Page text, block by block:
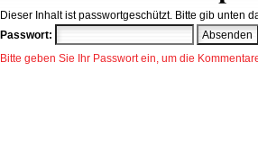
Dieser Inhalt ist passwortgeschützt. Bitte gib unten
Passwort:
Bitte geben Sie Ihr Passwort ein, um die